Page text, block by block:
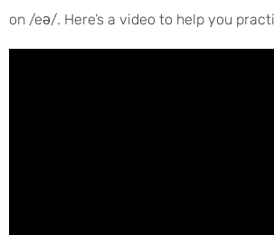
on /eə/. Here’s a video to help you